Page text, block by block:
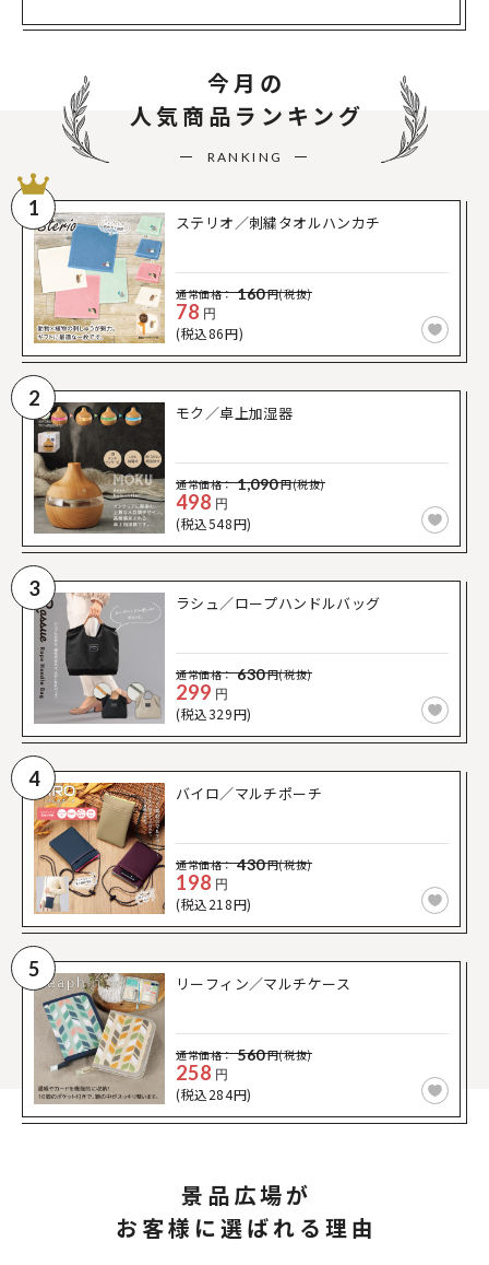
今月の
人気商品ランキング
RANKING
1
ステリオ／刺繍タオルハンカチ
通常価格： 160円(税抜)
78 円
(税込86円)
2
モク／卓上加湿器
通常価格： 1,090円(税抜)
498 円
(税込548円)
3
ラシュ／ロープハンドルバッグ
通常価格： 630円(税抜)
299 円
(税込329円)
4
バイロ／マルチポーチ
通常価格： 430円(税抜)
198 円
(税込218円)
5
リーフィン／マルチケース
通常価格： 560円(税抜)
258 円
(税込284円)
景品広場が
お客様に選ばれる理由